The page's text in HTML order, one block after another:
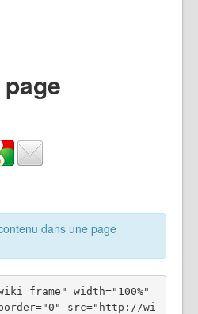
dans une page
width="100%"
src="http://wi